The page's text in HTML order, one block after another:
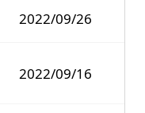
2022/09/26
2022/09/16